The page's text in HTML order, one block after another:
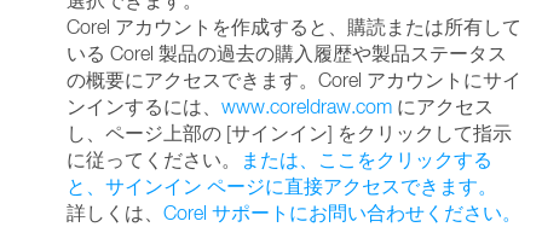
Corel アカウントを作成すると、購読または所有して
いる Corel 製品の過去の購入履歴や製品ステータス
の概要にアクセスできます。Corel アカウントにサイ
ンインするには、 www.coreldraw.com にアクセス
し、ページ上部の [サインイン] をクリックして指示
に従ってください。
または、ここをクリックする
と、サインイン ページに直接アクセスできます。
詳しくは、 Corel サポートにお問い合わせください。